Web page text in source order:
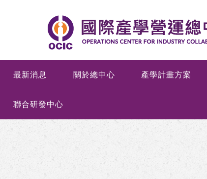
最新消息 關於總中心 產學計畫方案
聯合研發中心